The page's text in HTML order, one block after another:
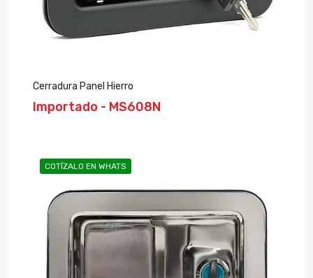
Cerradura Panel Hierro
Importado - MS608N
COTÍZALO EN WHATS